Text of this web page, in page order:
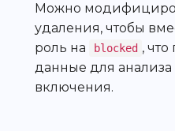
Можно
удаления, чтобы
роль на
blocked ,
данные для анализа
включения.